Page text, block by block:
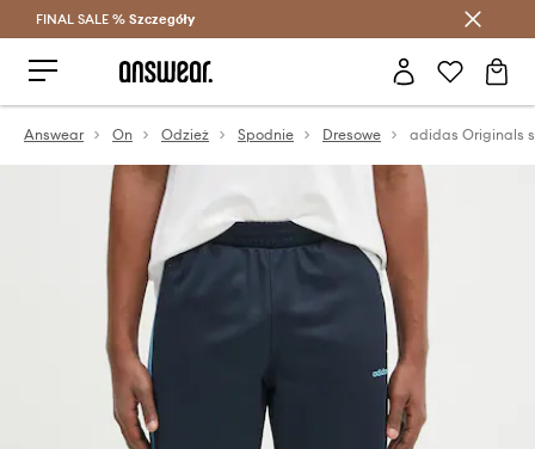
Oszczędzaj z Answear Club >
FINAL SALE % Szczegóły
Answear On Odzież Spodnie Dresowe